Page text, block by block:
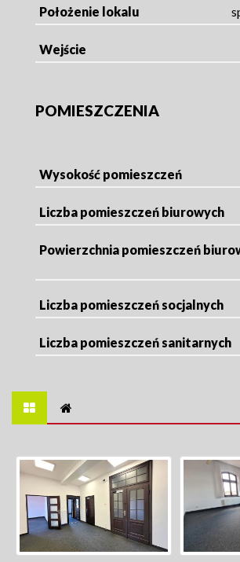
Położenie lokalu
Wejście
POMIESZCZENIA
Wysokość pomieszczeń
Liczba pomieszczeń biurowych
Powierzchnia pomieszczeń
Liczba pomieszczeń socjalnych
Liczba pomieszczeń sanitarnych